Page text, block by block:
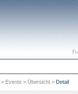
> Events > Übersicht > Detail